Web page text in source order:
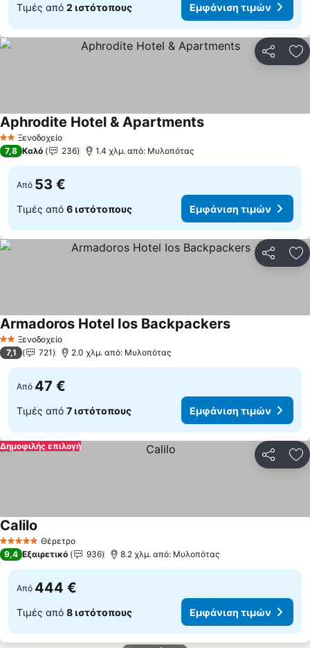
Τιμές από 2 ιστότοπους Εμφάνιση τιμών
2 ΑστέριαΞενοδοχείο
Aphrodite Hotel & ApartmentsΕμφάνιση τιμών
7,8 Καλό 236 1.4 χλμ. από: Μυλοπότας
Από 53 €
Τιμές από 6 ιστότοπους Εμφάνιση τιμών
2 ΑστέριαΞενοδοχείο
Armadoros Hotel Ios BackpackersΕμφάνιση
7,1 721 2.0 χλμ. από: Μυλοπότας
Από 47 €
Τιμές από 7 ιστότοπους Εμφάνιση τιμών
Δημοφιλής επιλογή
5 Αστέρια Θέρετρο
Calilo
9,4 Εξαιρετικό 936 8.2 χλμ. από: Μυλοπότας
Από 444 €
Τιμές από 8 ιστότοπους Εμφάνιση τιμών